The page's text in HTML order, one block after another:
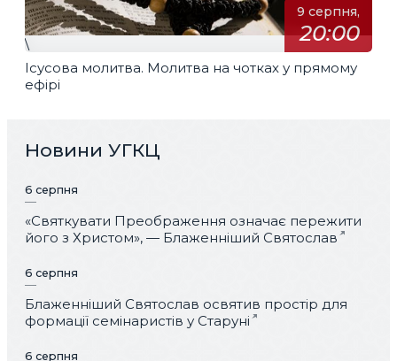
9 серпня,
20:00
\
Ісусова молитва. Молитва на чотках у прямому
ефірі
Новини УГКЦ
6 серпня
«Святкувати Преображення означає пережити
його з Христом», — Блаженніший Святослав
6 серпня
Блаженніший Святослав освятив простір для
формації семінаристів у Старуні
6 серпня